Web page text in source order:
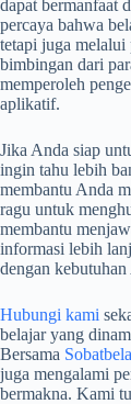
dapat bermanfaat
percaya bahwa
tetapi juga melalui
bimbingan dari
memperoleh
aplikatif.
Jika Anda siap
ingin tahu lebih
membantu Anda
ragu untuk
membantu
informasi lebih
dengan kebutuhan
Hubungi kami
belajar yang
Bersama
juga mengalami
bermakna. Kami